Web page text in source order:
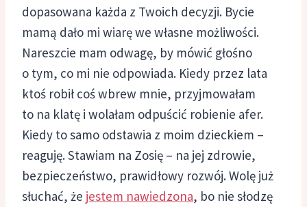
dopasowana każda z Twoich decyzji. Bycie
mamą dało mi wiarę we własne możliwości.
Nareszcie mam odwagę, by mówić głośno
o tym, co mi nie odpowiada. Kiedy przez lata
ktoś robił coś wbrew mnie, przyjmowałam
to na klatę i wolałam odpuścić robienie afer.
Kiedy to samo odstawia z moim dzieckiem –
reaguję. Stawiam na Zosię – na jej zdrowie,
bezpieczeństwo, prawidłowy rozwój. Wolę już
słuchać, że jestem nawiedzona, bo nie słodzę